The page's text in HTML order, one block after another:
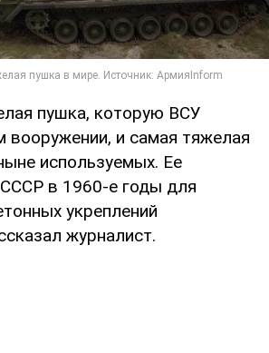
пушка, которую ВСУ
вооружении, и самая тяжелая
используемых. Ее
в 1960-е годы для
укреплений
журналист.